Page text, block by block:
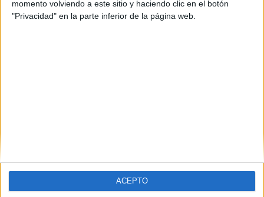
momento volviendo a este sitio y haciendo clic en el botón
"Privacidad" en la parte inferior de la página web.
ACEPTO
Pontevedra(1)
La Rioja(1)